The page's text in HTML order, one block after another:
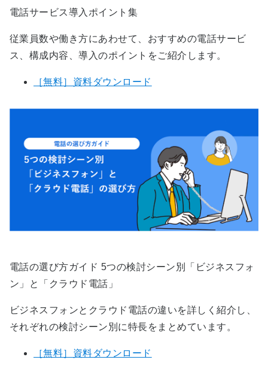
電話サービス導入ポイント集
従業員数や働き方にあわせて、おすすめの電話サービ
ス、構成内容、導入のポイントをご紹介します。
［無料］資料ダウンロード
電話の選び方ガイド 5つの検討シーン別「ビジネスフォ
ン」と「クラウド電話」
ビジネスフォンとクラウド電話の違いを​詳しく紹介し、
それぞれの検討シーン別に特長をまとめています。​
［無料］資料ダウンロード